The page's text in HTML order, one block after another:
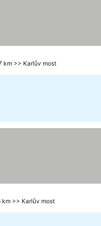
km >> Karlův most
km >> Karlův most